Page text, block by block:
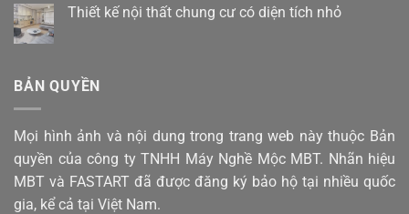
Vật
giá
sản
phẩm
M1:
là
của
chip
Thiết kế nội thất chung cư có diện tích nhỏ
ở
Thiết
chung
cư
có
tích
nhỏ
BẢN QUYỀN
Mọi hình ảnh và nội dung trong trang web này thuộc Bản
quyền của công ty TNHH Máy Nghề Mộc MBT. Nhãn hiệu
MBT và FASTART đã được đăng ký bảo hộ tại nhiều quốc
gia, kể cả tại Việt Nam.